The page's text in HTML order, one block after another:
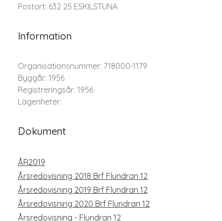
Postort: 632 25 ESKILSTUNA
Information
Organisationsnummer: 718000-1179
Byggår: 1956
Registreringsår: 1956
Lägenheter:
Dokument
ÅR2019
Årsredovisning 2018 Brf Flundran 12
Årsredovisning 2019 Brf Flundran 12
Årsredovisning 2020 Brf Flundran 12
Årsredovisning - Flundran 12